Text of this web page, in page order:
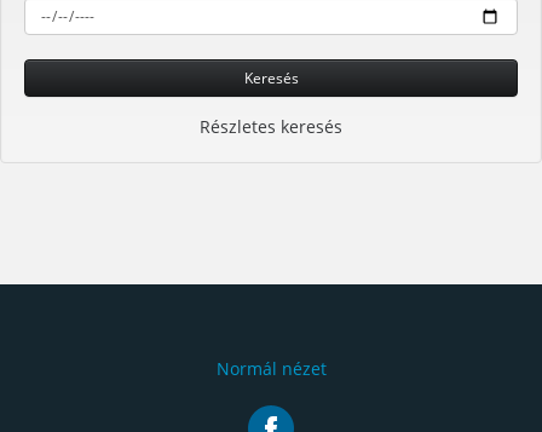
Keresés
Részletes keresés
Normál nézet